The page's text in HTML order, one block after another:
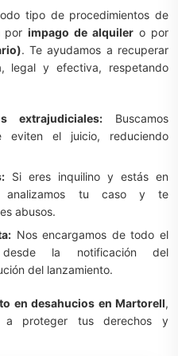
tipo de procedimientos de
por impago de alquiler o por
. Te ayudamos a recuperar
legal y efectiva, respetando
extrajudiciales: Buscamos
eviten el juicio, reduciendo
Si eres inquilino y estás en
analizamos tu caso y te
abusos.
Nos encargamos de todo el
desde la notificación del
del lanzamiento.
en desahucios en Martorell,
a proteger tus derechos y